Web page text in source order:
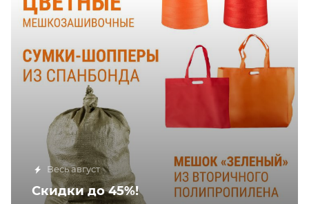
Весь август
Скидки до 45%!